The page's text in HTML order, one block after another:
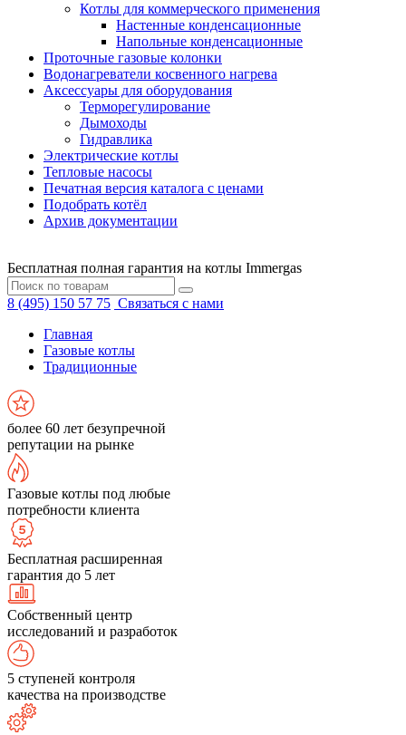
Котлы для коммерческого применения
Настенные конденсационные
Напольные конденсационные
Проточные газовые колонки
Водонагреватели косвенного нагрева
Аксессуары для оборудования
Терморегулирование
Дымоходы
Гидравлика
Электрические котлы
Тепловые насосы
Печатная версия каталога с ценами
Подобрать котёл
Архив документации
Бесплатная полная гарантия на котлы Immergas
8 (495) 150 57 75 Связаться с нами
Главная
Газовые котлы
Традиционные
более 60 лет безупречной
репутации на рынке
Газовые котлы под любые
потребности клиента
Бесплатная расширенная
гарантия до 5 лет
Собственный центр
исследований и разработок
5 ступеней контроля
качества на производстве